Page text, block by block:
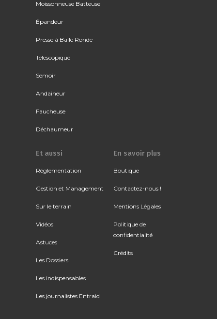
Moissonneuse Batteuse
Épandeur
Presse à Balle Ronde
Télescopique
Semoir
Andaineur
Faucheuse
Déchaumeur
Et aussi
Réglementation
Gestion et Management
Sur le terrain
Vidéos
Astuces
Les Dossiers
Les indispensables
Les journalistes Entraid
En savoir plus
Boutique
Contactez-nous !
Mentions Légales
Politique de
confidentialité
Crédits